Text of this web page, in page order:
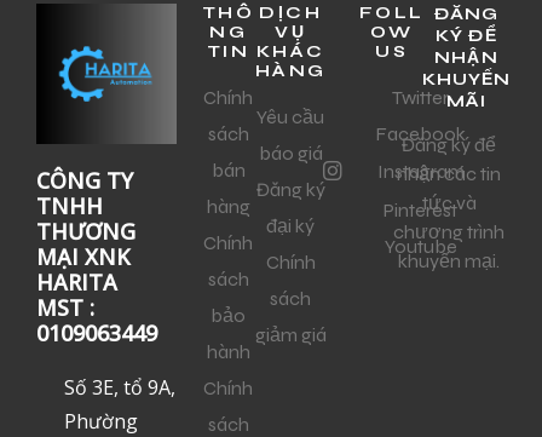
CÔNG TY
TNHH
THƯƠNG
MẠI XNK
HARITA
MST :
0109063449
Số 3E, tổ 9A,
Phường
THÔ
NG
TIN
Chính
sách
bán
hàng
Chính
sách
bảo
hành
Chính
sách
DỊCH
VỤ
KHÁC
HÀNG
Yêu cầu
báo giá
Đăng ký
đại ký
Chính
sách
giảm giá
FOLL
OW
US
Twitter
Facebook
Instagram
Pinterest
Youtube
ĐĂNG
KÝ ĐỂ
NHẬN
KHUYẾN
MÃI
Đăng ký để
nhận các tin
tức và
chương trình
khuyến mại.